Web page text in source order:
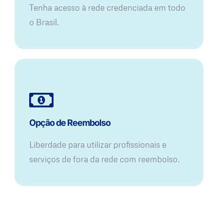
Tenha acesso à rede credenciada em todo
o Brasil.
Opção de Reembolso
Liberdade para utilizar profissionais e
serviços de fora da rede com reembolso.